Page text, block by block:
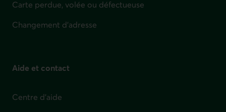
Carte perdue, volée ou défectueuse
Changement d'adresse
Aide et contact
Centre d'aide